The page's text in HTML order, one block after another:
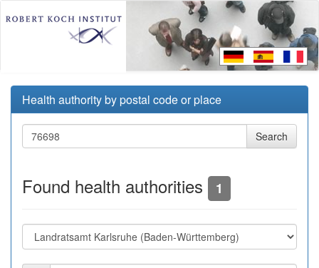
Health authority by postal code or place
Found health authorities 1